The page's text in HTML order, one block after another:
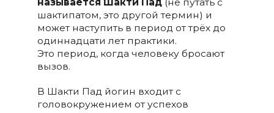
шактипатом, это другой термин) и
может наступить в период от трёх до
одиннадцати лет практики.
Это период, когда человеку бросают
вызов.
В Шакти Пад йогин входит с
головокружением от успехов